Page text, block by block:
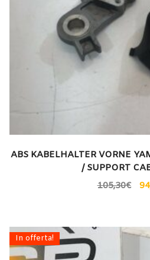
ABS KABELHALTER VORNE
/ SUPPORT
105,30€
In offerta!